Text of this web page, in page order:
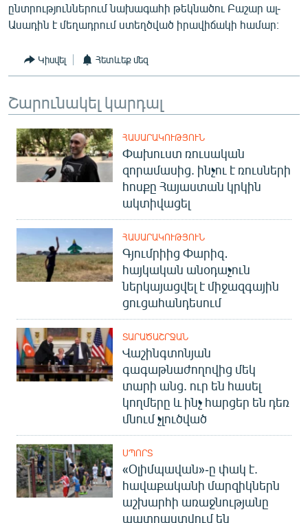
«Ազատության» բոլոր կայքերը
ընտրություններում նախագահի թեկնածու Բաշար ալ-
Ասադին է մեղադրում ստեղծված իրավիճակի համար։
Կիսվել Հետևեք մեզ
Շարունակել կարդալ
ՀԱՍԱՐԱԿՈՒԹՅՈՒՆ
Փախուստ ռուսական
զորամասից. ինչու է ռուսների
հոսքը Հայաստան կրկին
ակտիվացել
ՀԱՍԱՐԱԿՈՒԹՅՈՒՆ
Գյումրիից Փարիզ․
հայկական անօդաչուն
ներկայացվել է միջազգային
ցուցահանդեսում
ՏԱՐԱԾԱՇՐՋԱՆ
Վաշինգտոնյան
գագաթնաժողովից մեկ
տարի անց. ուր են հասել
կողմերը և ինչ հարցեր են դեռ
մնում չլուծված
ՍՊՈՐՏ
«Օլիմպավան»-ը փակ է.
հավաքականի մարզիկներն
աշխարհի առաջնությանը
պատրաստվում են